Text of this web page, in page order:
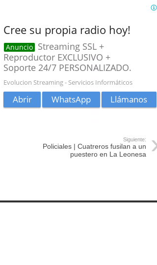
Siguiente:
Policiales | Cuatreros fusilan a un
puestero en La Leonesa